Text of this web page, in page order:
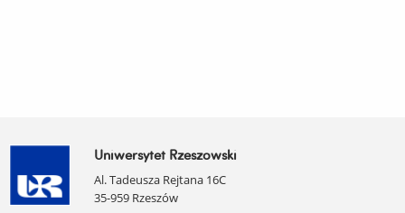
Uniwersytet Rzeszowski
Al. Tadeusza Rejtana 16C
35-959 Rzeszów